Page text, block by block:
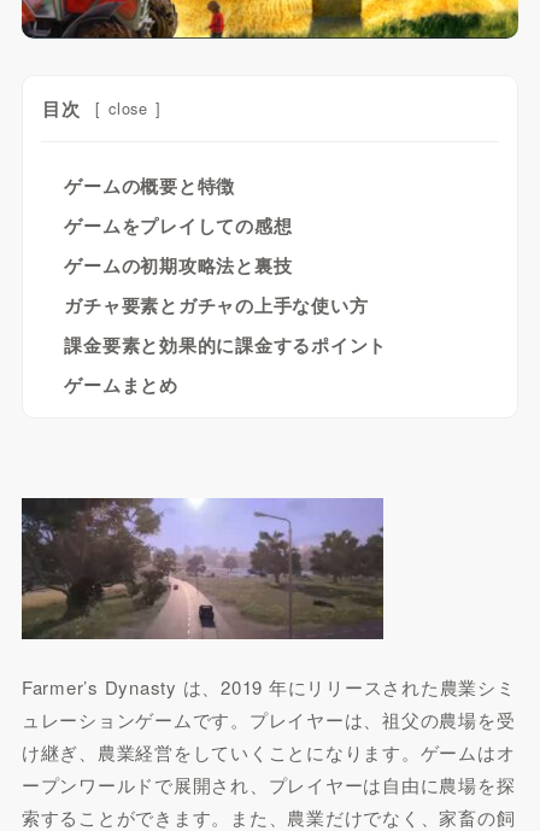
目次 [ close ]
ゲームの概要と特徴
ゲームをプレイしての感想
ゲームの初期攻略法と裏技
ガチャ要素とガチャの上手な使い方
課金要素と効果的に課金するポイント
ゲームまとめ
Farmer’s Dynasty は、2019 年にリリースされた農業シミ
ュレーションゲームです。プレイヤーは、祖父の農場を受
け継ぎ、農業経営をしていくことになります。ゲームはオ
ープンワールドで展開され、プレイヤーは自由に農場を探
索することができます。また、農業だけでなく、家畜の飼